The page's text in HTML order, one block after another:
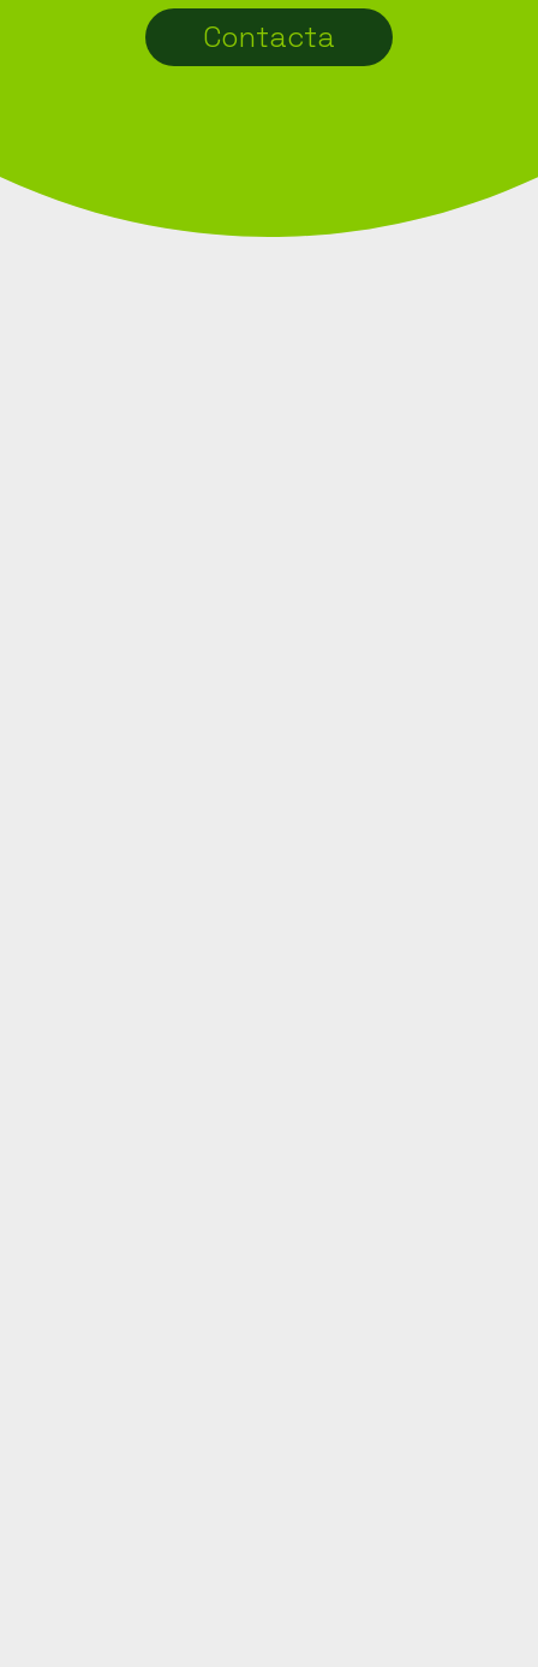
Contacta